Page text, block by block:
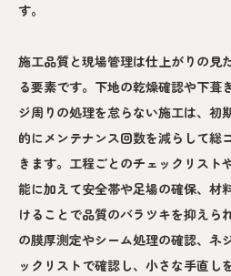
す。
施工品質と現場管理は仕上がりの見
る要素です。下地の乾燥確認や下葺
ジ周りの処理を怠らない施工は、初
的にメンテナンス回数を減らして総
きます。工程ごとのチェックリスト
能に加えて安全帯や足場の確保、材
けることで品質のバラツキを抑えら
の膜厚測定やシーム処理の確認、ネ
ックリストで確認し、小さな手直し